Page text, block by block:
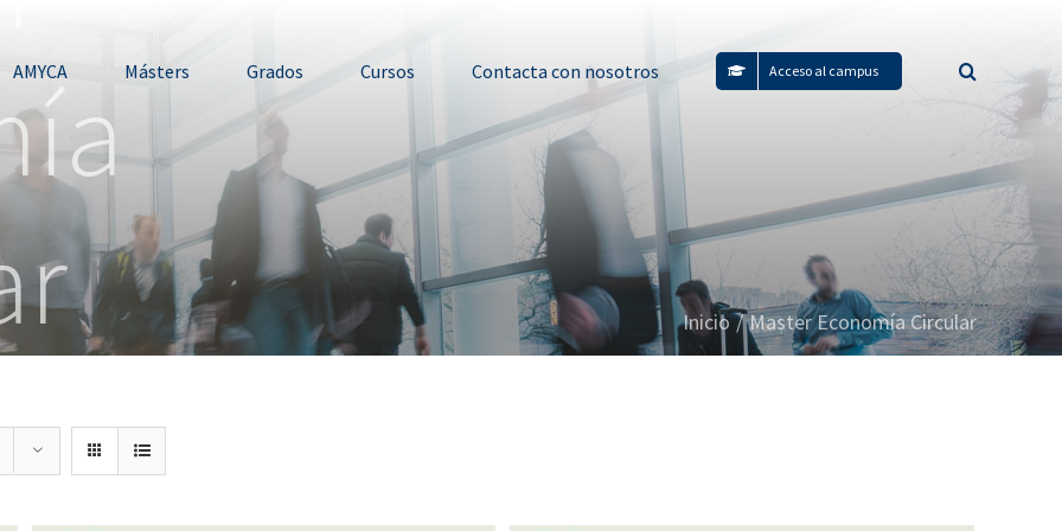
AMYCA Másters Grados Cursos Contacta con nosotros Acceso al campus
Inicio / Master Economía Circular